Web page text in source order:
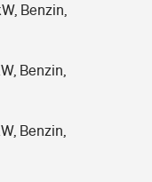
Benzin,
Benzin,
Benzin,